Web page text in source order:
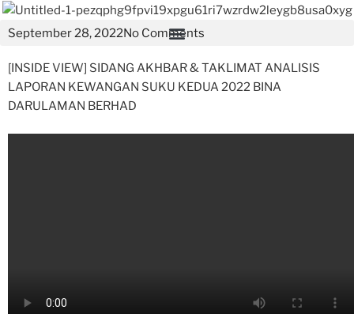
September 28, 2022No Comments
[INSIDE VIEW] SIDANG AKHBAR & TAKLIMAT ANALISIS
LAPORAN KEWANGAN SUKU KEDUA 2022 BINA
DARULAMAN BERHAD